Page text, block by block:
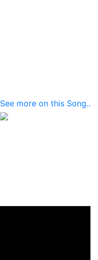
See more on this Song..